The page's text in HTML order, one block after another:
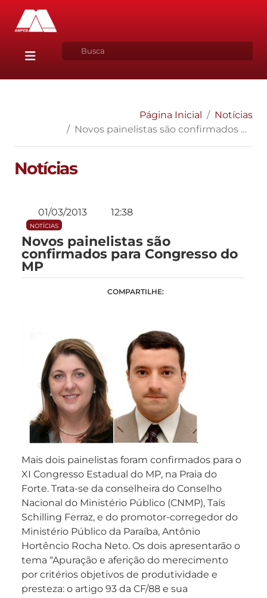
Página Inicial
Notícias
Novos painelistas são confirmados para Congresso do MP
Notícias
01/03/2013 12:38
NOTÍCIAS
Novos painelistas são
confirmados para Congresso do
MP
COMPARTILHE:
Mais dois painelistas foram confirmados para o
XI Congresso Estadual do MP, na Praia do
Forte. Trata-se da conselheira do Conselho
Nacional do Ministério Público (CNMP), Taís
Schilling Ferraz, e do promotor-corregedor do
Ministério Público da Paraíba, Antônio
Hortêncio Rocha Neto. Os dois apresentarão o
tema “Apuração e aferição do merecimento
por critérios objetivos de produtividade e
presteza: o artigo 93 da CF/88 e sua